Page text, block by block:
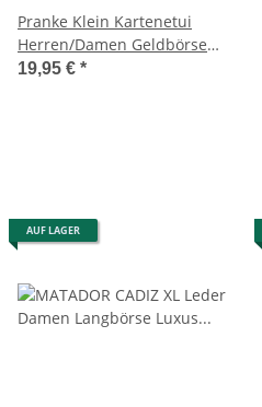
Pranke Klein Kartenetui
Herren/Damen Geldbörse
Portemonnaie aus Weichem
19,95 € *
AUF LAGER